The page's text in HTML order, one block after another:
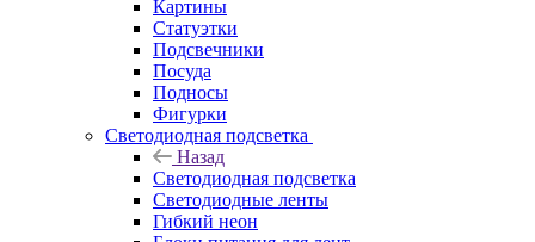
Картины
Статуэтки
Подсвечники
Посуда
Подносы
Фигурки
Светодиодная подсветка
Назад
Светодиодная подсветка
Светодиодные ленты
Гибкий неон